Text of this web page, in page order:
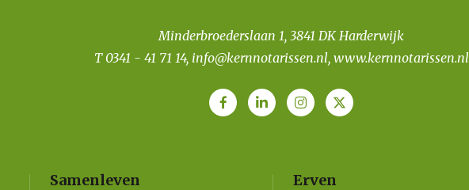
Minderbroederslaan 1, 3841 DK Harderwijk
T 0341 - 41 71 14, info@kernnotarissen.nl, www.kernnotarissen.nl
Samenleven Erven